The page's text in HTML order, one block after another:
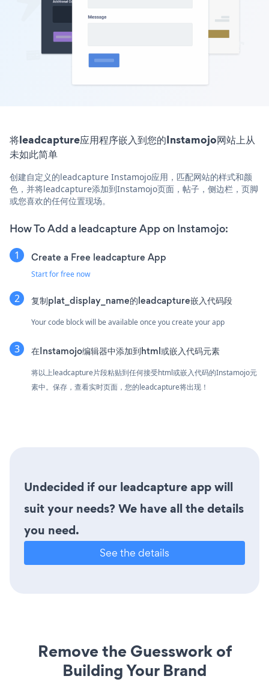
将leadcapture应用程序嵌入到您的Instamojo网站上从
未如此简单
创建自定义的leadcapture Instamojo应用，匹配网站的样式和颜
色，并将leadcapture添加到Instamojo页面，帖子，侧边栏，页脚
或您喜欢的任何位置现场。
How To Add a leadcapture App on Instamojo:
Create a Free leadcapture App
Start for free now
复制plat_display_name的leadcapture嵌入代码段
Your code block will be available once you create your app
在Instamojo编辑器中添加到html或嵌入代码元素
将以上leadcapture片段粘贴到任何接受html或嵌入代码的Instamojo元
素中。保存，查看实时页面，您的leadcapture将出现！
Undecided if our leadcapture app will
suit your needs? We have all the details
you need.
See the details
Remove the Guesswork of
Building Your Brand